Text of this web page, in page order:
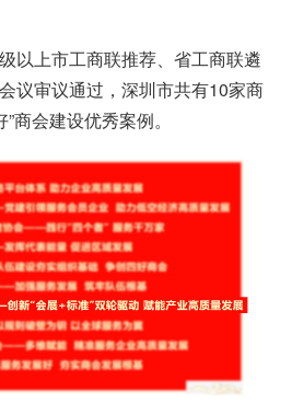
以上市工商联推荐、省工商联遴
议审议通过，深圳市共有10家商
商会建设优秀案例。